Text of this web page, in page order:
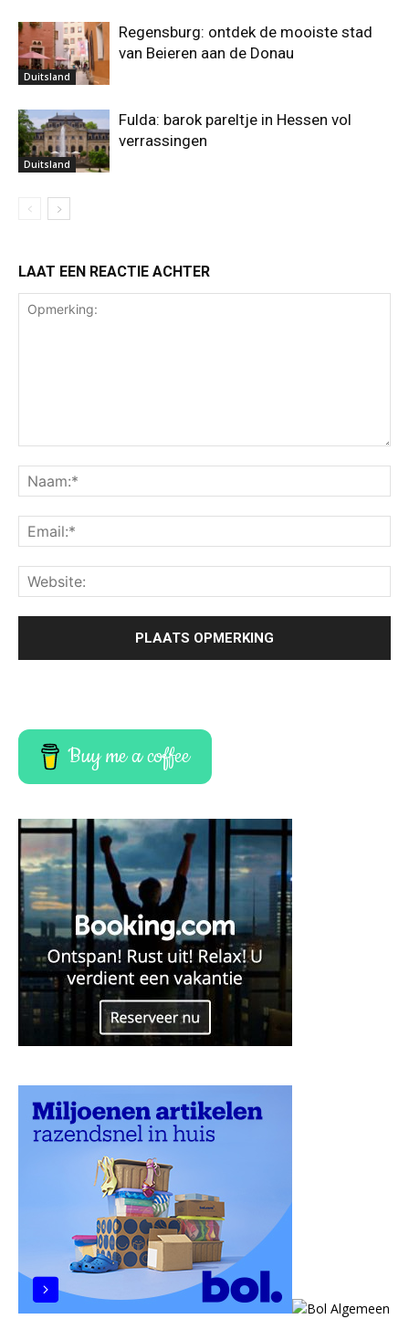
Duitsland
Regensburg: ontdek de mooiste stad
van Beieren aan de Donau
Duitsland
Fulda: barok pareltje in Hessen vol
verrassingen
LAAT EEN REACTIE ACHTER
Buy me a coffee